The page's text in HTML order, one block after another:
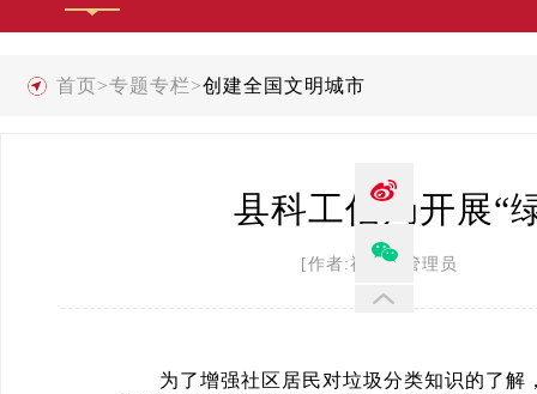
首页>专题专栏>创建全国文明城市
县科工信局开展“
[作者:禄劝县管理员 发
为了增强社区居民对垃圾分类知识的了